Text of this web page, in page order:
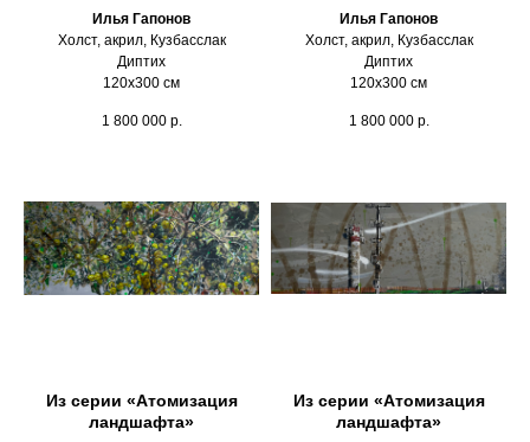
Илья Гапонов
Холст, акрил, Кузбасслак
Диптих
120х300 см
1 800 000 р.
Илья Гапонов
Холст, акрил, Кузбасслак
Диптих
120х300 см
1 800 000 р.
Из серии «Атомизация
ландшафта»
Из серии «Атомизация
ландшафта»